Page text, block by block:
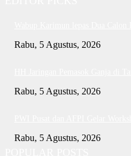
Rabu, 5 Agustus, 2026
Rabu, 5 Agustus, 2026
Rabu, 5 Agustus, 2026